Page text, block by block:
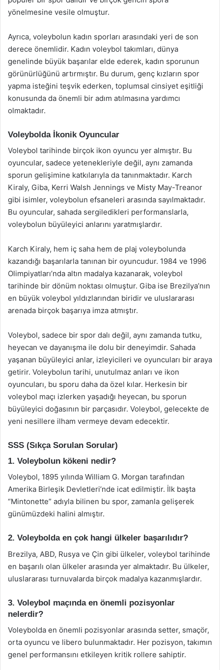
yönelmesine vesile olmuştur.
Ayrıca, voleybolun kadın sporları arasındaki yeri de son
derece önemlidir. Kadın voleybol takımları, dünya
genelinde büyük başarılar elde ederek, kadın sporunun
görünürlüğünü artırmıştır. Bu durum, genç kızların spor
yapma isteğini teşvik ederken, toplumsal cinsiyet eşitliği
konusunda da önemli bir adım atılmasına yardımcı
olmaktadır.
Voleybolda İkonik Oyuncular
Voleybol tarihinde birçok ikon oyuncu yer almıştır. Bu
oyuncular, sadece yetenekleriyle değil, aynı zamanda
sporun gelişimine katkılarıyla da tanınmaktadır. Karch
Kiraly, Giba, Kerri Walsh Jennings ve Misty May-Treanor
gibi isimler, voleybolun efsaneleri arasında sayılmaktadır.
Bu oyuncular, sahada sergiledikleri performanslarla,
voleybolun büyüleyici anlarını yaratmışlardır.
Karch Kiraly, hem iç saha hem de plaj voleybolunda
kazandığı başarılarla tanınan bir oyuncudur. 1984 ve 1996
Olimpiyatları’nda altın madalya kazanarak, voleybol
tarihinde bir dönüm noktası olmuştur. Giba ise Brezilya’nın
en büyük voleybol yıldızlarından biridir ve uluslararası
arenada birçok başarıya imza atmıştır.
Voleybol, sadece bir spor dalı değil, aynı zamanda tutku,
heyecan ve dayanışma ile dolu bir deneyimdir. Sahada
yaşanan büyüleyici anlar, izleyicileri ve oyuncuları bir araya
getirir. Voleybolun tarihi, unutulmaz anları ve ikon
oyuncuları, bu sporu daha da özel kılar. Herkesin bir
voleybol maçı izlerken yaşadığı heyecan, bu sporun
büyüleyici doğasının bir parçasıdır. Voleybol, gelecekte de
yeni nesillere ilham vermeye devam edecektir.
SSS (Sıkça Sorulan Sorular)
1. Voleybolun kökeni nedir?
Voleybol, 1895 yılında William G. Morgan tarafından
Amerika Birleşik Devletleri’nde icat edilmiştir. İlk başta
“Mintonette” adıyla bilinen bu spor, zamanla gelişerek
günümüzdeki halini almıştır.
2. Voleybolda en çok hangi ülkeler başarılıdır?
Brezilya, ABD, Rusya ve Çin gibi ülkeler, voleybol tarihinde
en başarılı olan ülkeler arasında yer almaktadır. Bu ülkeler,
uluslararası turnuvalarda birçok madalya kazanmışlardır.
3. Voleybol maçında en önemli pozisyonlar
nelerdir?
Voleybolda en önemli pozisyonlar arasında setter, smaçör,
orta oyuncu ve libero bulunmaktadır. Her pozisyon, takımın
genel performansını etkileyen kritik rollere sahiptir.